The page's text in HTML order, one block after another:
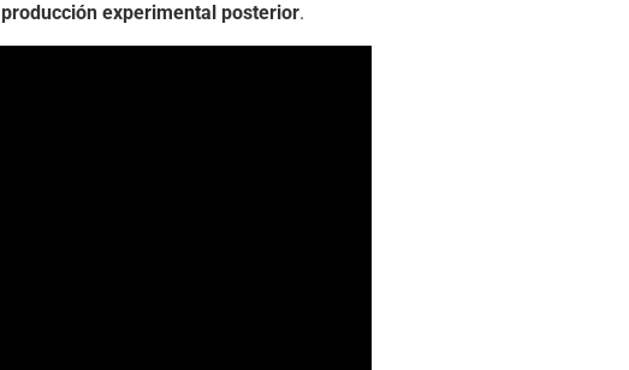
producción experimental posterior.